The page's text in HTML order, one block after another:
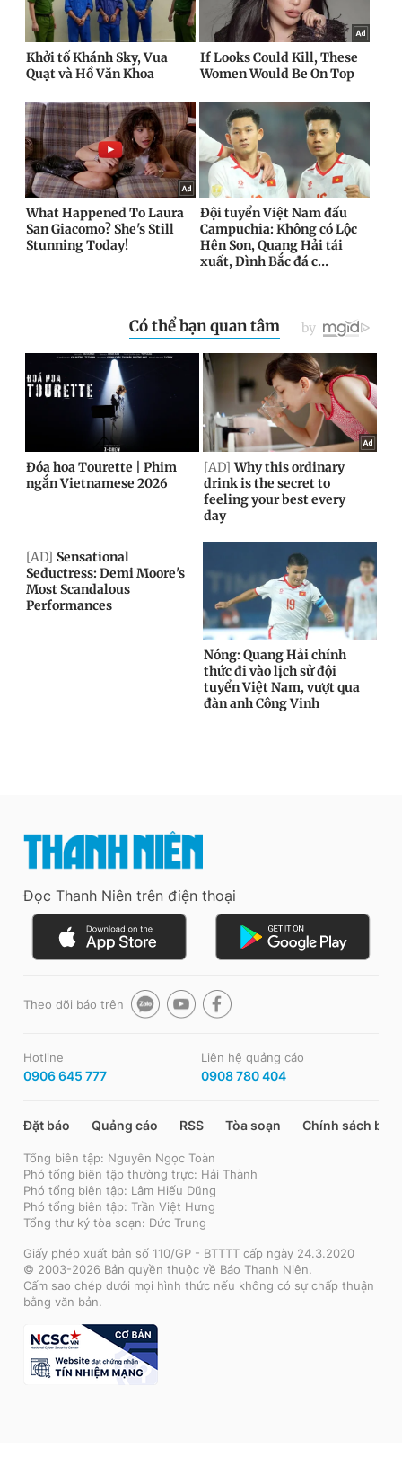
Đọc Thanh Niên trên điện thoại
Theo dõi báo trên
Hotline
0906 645 777
Liên hệ quảng cáo
0908 780 404
Đặt báo Quảng cáo RSS Tòa soạn Chính sách bảo
Tổng biên tập: Nguyễn Ngọc Toàn
Phó tổng biên tập thường trực: Hải Thành
Phó tổng biên tập: Lâm Hiếu Dũng
Phó tổng biên tập: Trần Việt Hưng
Tổng thư ký tòa soạn: Đức Trung
Giấy phép xuất bản số 110/GP - BTTTT cấp ngày 24.3.2020
© 2003-2026 Bản quyền thuộc về Báo Thanh Niên.
Cấm sao chép dưới mọi hình thức nếu không có sự chấp thuận
bằng văn bản.